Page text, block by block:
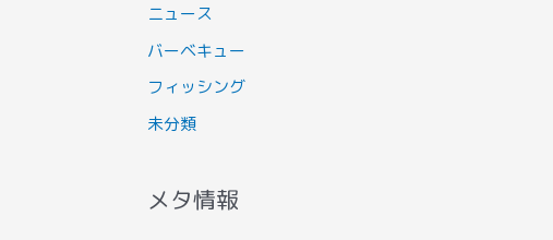
ニュース
バーベキュー
フィッシング
未分類
メタ情報